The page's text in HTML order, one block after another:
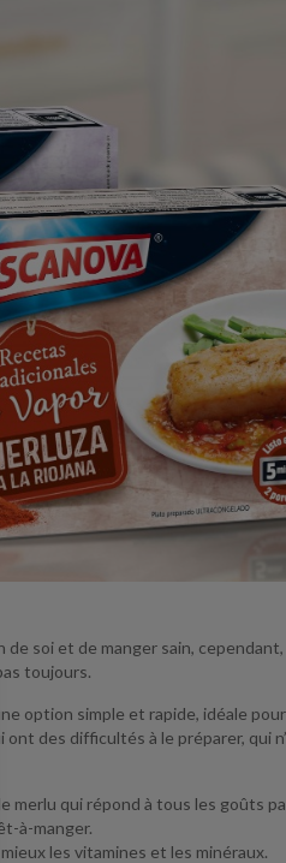
de soi et de manger sain,
toujours.
option simple et rapide, idéale
des difficultés à le préparer, qui
merlu qui répond à tous les goûts
à-manger.
les vitamines et les minéraux.